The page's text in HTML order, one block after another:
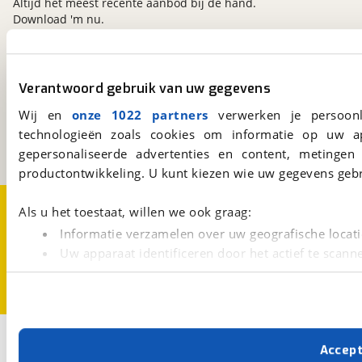
Verantwoord gebruik van uw gegevens
Wij en onze 1022 partners verwerken je
technologieën zoals cookies om informatie op
gepersonaliseerde advertenties en content,
productontwikkeling. U kunt kiezen wie uw gegevens
Als u het toestaat, willen we ook graag:
Informatie verzamelen over uw geografische
Uw apparaat identificeren door het actief te
Lees meer over hoe uw persoonlijke gegevens worden
Met cookies en vergelijkbare technieken zorgen we
cookies zorgen ervoor dat de website goed werkt.
viaBOVAG.nl
3981 AJ
Bunnik
Een initiatief van
BOVAG
Altijd het meest recente aanbod bij de hand.
Download 'm nu.
CookievoorkeurenVacatures